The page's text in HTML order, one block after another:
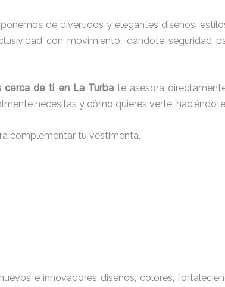
de divertidos y elegantes diseños,
con movimiento, dándote seguridad
cerca de ti en La Turbate asesora
necesitas y cómo quieres verte,
complementar tu vestimenta.
e innovadores diseños, colores,